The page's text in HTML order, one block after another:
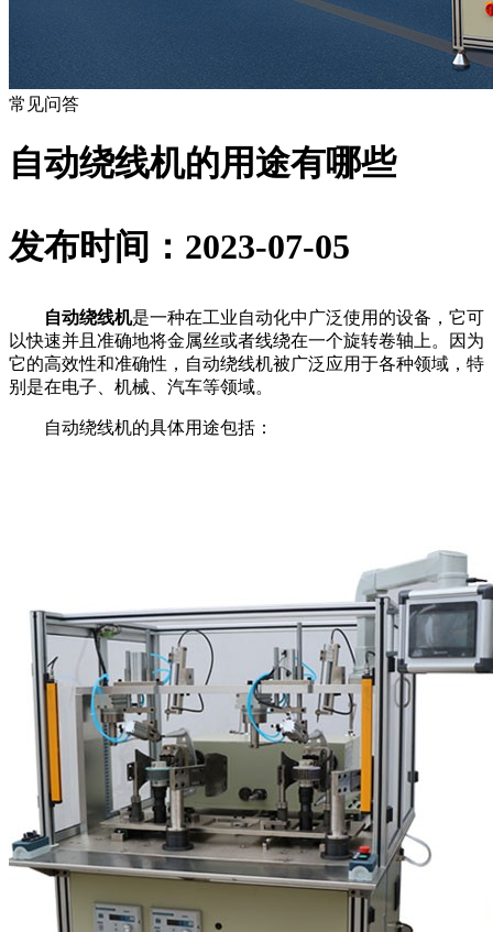
常见问答
自动绕线机的用途有哪些
发布时间：2023-07-05
自动绕线机是一种在工业自动化中广泛使用的设备，它可
以快速并且准确地将金属丝或者线绕在一个旋转卷轴上。因为
它的高效性和准确性，自动绕线机被广泛应用于各种领域，特
别是在电子、机械、汽车等领域。
自动绕线机的具体用途包括：